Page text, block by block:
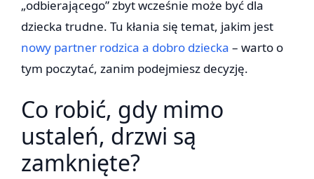
„odbierającego” zbyt wcześnie może być dla
dziecka trudne. Tu kłania się temat, jakim jest
nowy partner rodzica a dobro dziecka – warto o
tym poczytać, zanim podejmiesz decyzję.
Co robić, gdy mimo
ustaleń, drzwi są
zamknięte?